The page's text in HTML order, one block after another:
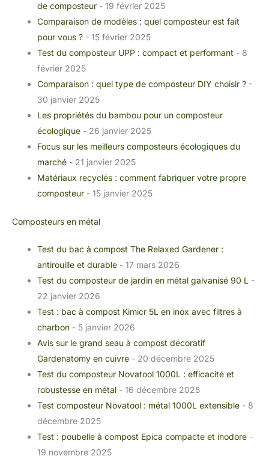
de composteur - 19 février 2025
Comparaison de modèles : quel composteur est fait
pour vous ? - 15 février 2025
Test du composteur UPP : compact et performant - 8
février 2025
Comparaison : quel type de composteur DIY choisir ? -
30 janvier 2025
Les propriétés du bambou pour un composteur
écologique - 26 janvier 2025
Focus sur les meilleurs composteurs écologiques du
marché - 21 janvier 2025
Matériaux recyclés : comment fabriquer votre propre
composteur - 15 janvier 2025
Composteurs en métal
Test du bac à compost The Relaxed Gardener :
antirouille et durable - 17 mars 2026
Test du composteur de jardin en métal galvanisé 90 L -
22 janvier 2026
Test : bac à compost Kimicr 5L en inox avec filtres à
charbon - 5 janvier 2026
Avis sur le grand seau à compost décoratif
Gardenatomy en cuivre - 20 décembre 2025
Test du composteur Novatool 1000L : efficacité et
robustesse en métal - 16 décembre 2025
Test composteur Novatool : métal 1000L extensible - 8
décembre 2025
Test : poubelle à compost Epica compacte et inodore -
19 novembre 2025